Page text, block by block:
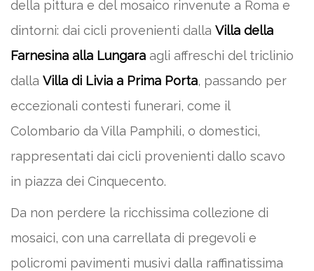
della pittura e del mosaico rinvenute a Roma e
dintorni: dai cicli provenienti dalla Villa della
Farnesina alla Lungara agli affreschi del triclinio
dalla Villa di Livia a Prima Porta, passando per
eccezionali contesti funerari, come il
Colombario da Villa Pamphili, o domestici,
rappresentati dai cicli provenienti dallo scavo
in piazza dei Cinquecento.
Da non perdere la ricchissima collezione di
mosaici, con una carrellata di pregevoli e
policromi pavimenti musivi dalla raffinatissima